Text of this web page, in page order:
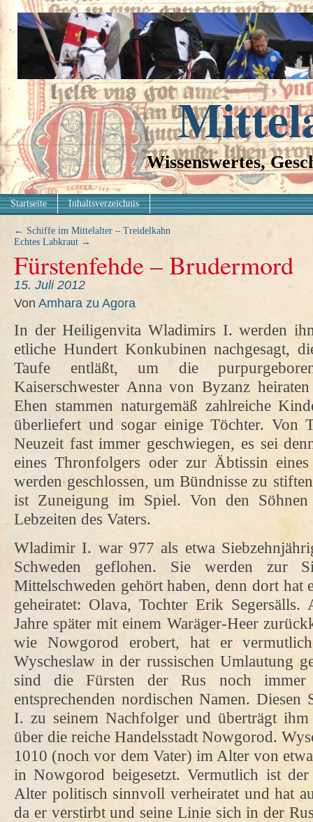
Wissenswertes,
Startseite Inhaltsverzeichnis
← Schiffe im Mittelalter – Treidelkahn
Echtes Labkraut →
Fürstenfehde – Brudermord
15. Juli 2012
Von Amhara zu Agora
In der Heiligenvita Wladimirs I. werden
etliche Hundert Konkubinen nachgesagt,
Taufe entläßt, um die
Kaiserschwester Anna von Byzanz
Ehen stammen naturgemäß zahlreiche
überliefert und sogar einige Töchter. Von
Neuzeit fast immer geschwiegen, es sei
eines Thronfolgers oder zur Äbtissin
werden geschlossen, um Bündnisse zu
ist Zuneigung im Spiel. Von den
Lebzeiten des Vaters.
Wladimir I. war 977 als etwa
Schweden geflohen. Sie werden zur
Mittelschweden gehört haben, denn dort hat
geheiratet: Olava, Tochter Erik
Jahre später mit einem Waräger-Heer
wie Nowgorod erobert, hat er
Wyscheslaw in der russischen Umlautung
sind die Fürsten der Rus noch immer
entsprechenden nordischen Namen.
I. zu seinem Nachfolger und überträgt ihm
über die reiche Handelsstadt Nowgorod.
1010 (noch vor dem Vater) im Alter von
in Nowgorod beigesetzt. Vermutlich ist der
Alter politisch sinnvoll verheiratet und hat
da er verstirbt und seine Linie sich in der